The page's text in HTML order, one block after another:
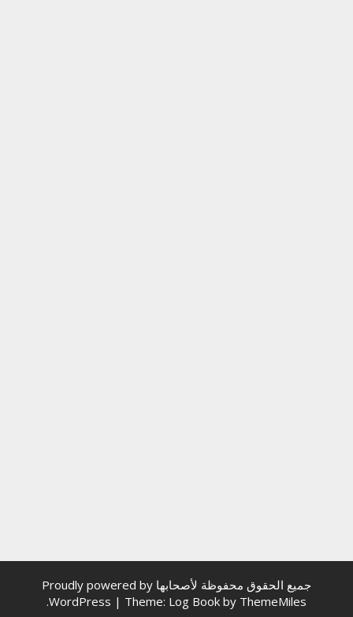
جميع الحقوق محفوظة لأصحابها Proudly powered by
WordPress | Theme: Log Book by ThemeMiles
.